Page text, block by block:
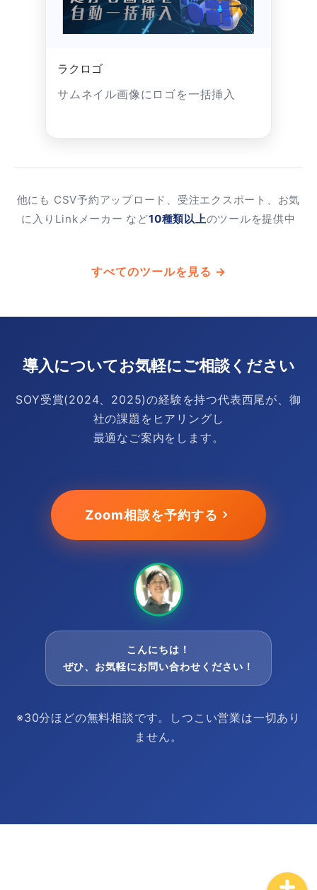
ラクロゴ
サムネイル画像にロゴを一括挿入
他にも CSV予約アップロード、受注エクスポート、お気
に入りLinkメーカー など10種類以上のツールを提供中
すべてのツールを見る →
導入についてお気軽にご相談ください
SOY受賞(2024、2025)の経験を持つ代表西尾が、御
社の課題をヒアリングし
最適なご案内をします。
Zoom相談を予約する
こんにちは！
ぜひ、お気軽にお問い合わせください！
※30分ほどの無料相談です。しつこい営業は一切あり
ません。